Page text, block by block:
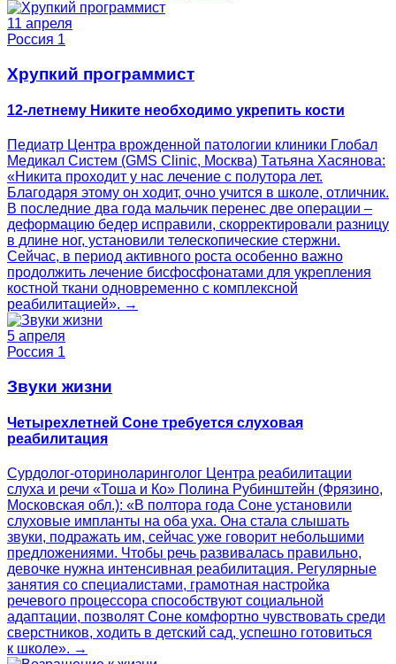
11 апреля
Россия 1
Хрупкий программист
12-летнему Никите необходимо укрепить кости
Педиатр Центра врожденной патологии клиники Глобал
Медикал Систем (GMS Clinic, Москва) Татьяна Хасянова:
«Никита проходит у нас лечение с полутора лет.
Благодаря этому он ходит, очно учится в школе, отличник.
В последние два года мальчик перенес две операции –
деформацию бедер исправили, скорректировали разницу
в длине ног, установили телескопические стержни.
Сейчас, в период активного роста особенно важно
продолжить лечение бисфосфонатами для укрепления
костной ткани одновременно с комплексной
реабилитацией». →
5 апреля
Россия 1
Звуки жизни
Четырехлетней Соне требуется слуховая
реабилитация
Сурдолог-оториноларинголог Центра реабилитации
слуха и речи «Тоша и Ко» Полина Рубинштейн (Фрязино,
Московская обл.): «В полтора года Соне установили
слуховые импланты на оба уха. Она стала слышать
звуки, подражать им, сейчас уже говорит небольшими
предложениями. Чтобы речь развивалась правильно,
девочке нужна интенсивная реабилитация. Регулярные
занятия со специалистами, грамотная настройка
речевого процессора способствуют социальной
адаптации, позволят Соне комфортно чувствовать среди
сверстников, ходить в детский сад, успешно готовиться
к школе». →